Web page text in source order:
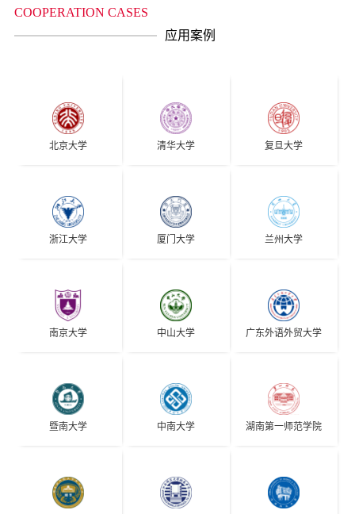
COOPERATION CASES
应用案例
北京大学 清华大学 复旦大学
浙江大学 厦门大学 兰州大学
南京大学 中山大学 广东外语外贸大学
暨南大学 中南大学 湖南第一师范学院